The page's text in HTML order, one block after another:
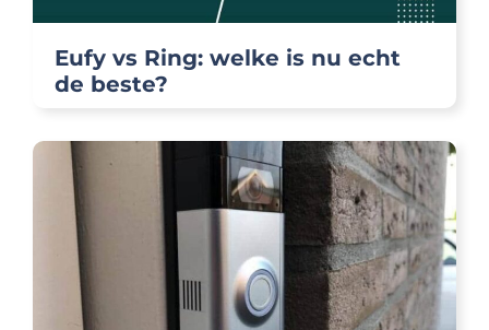
Eufy vs Ring: welke is nu echt
de beste?